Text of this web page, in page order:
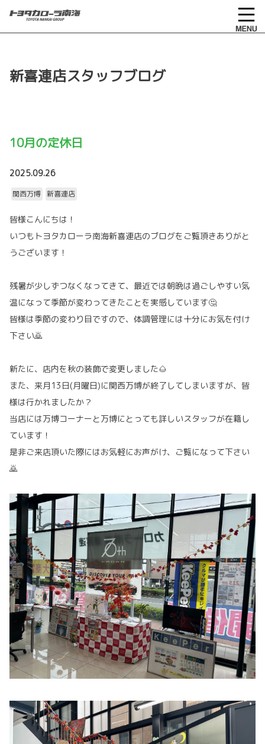
新喜連店スタッフブログ
10月の定休日
2025.09.26
関西万博 新喜連店
皆様こんにちは！
いつもトヨタカローラ南海新喜連店のブログをご覧頂きありがと
うございます！
残暑が少しずつなくなってきて、最近では朝晩は過ごしやすい気
温になって季節が変わってきたことを実感しています🤔
皆様は季節の変わり目ですので、体調管理には十分にお気を付け
下さい🙇
新たに、店内を秋の装飾で変更しました🌰
また、来月13日(月曜日)に関西万博が終了してしまいますが、皆
様は行かれましたか？
当店には万博コーナーと万博にとっても詳しいスタッフが在籍し
ています！
是非ご来店頂いた際にはお気軽にお声がけ、ご覧になって下さい
🙇